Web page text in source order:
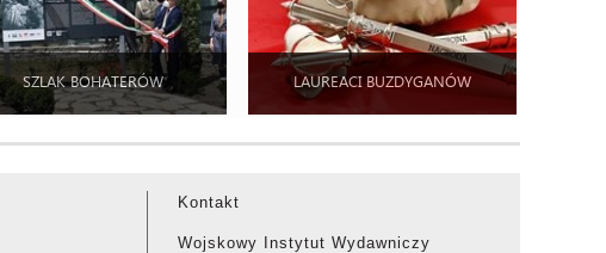
SZLAK BOHATERÓW LAUREACI BUZDYGANÓW
Kontakt
Wojskowy Instytut Wydawniczy